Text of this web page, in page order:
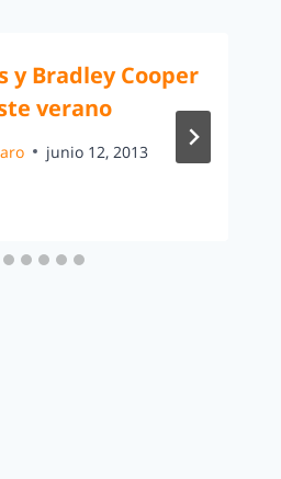
y Bradley Cooper
verano
junio 12, 2013